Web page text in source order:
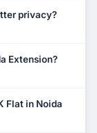
privacy?
Extension?
Flat in Noida